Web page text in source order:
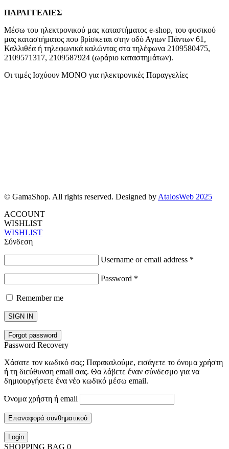
ΠΑΡΑΓΓΕΛΙΕΣ
Μέσω του ηλεκτρονικού μας καταστήματος e-shop, του φυσικού
μας καταστήματος που βρίσκεται στην οδό Αγιων Πάντων 61,
Καλλιθέα ή τηλεφωνικά καλώντας στα τηλέφωνα 2109580475,
2109571317, 2109587924 (ωράριο καταστημάτων).
Οι τιμές Ισχύουν ΜΟΝΟ για ηλεκτρονικές Παραγγελίες
© GamaShop. All rights reserved. Designed by AtalosWeb 2025
ACCOUNT
WISHLIST
WISHLIST
Σύνδεση
Username or email address *
Password *
Remember me
SIGN IN
Forgot password
Password Recovery
Χάσατε τον κωδικό σας; Παρακαλούμε, εισάγετε το όνομα χρήστη
ή τη διεύθυνση email σας. Θα λάβετε έναν σύνδεσμο για να
δημιουργήσετε ένα νέο κωδικό μέσω email.
Όνομα χρήστη ή email
Επαναφορά συνθηματικού
Login
SHOPPING BAG 0